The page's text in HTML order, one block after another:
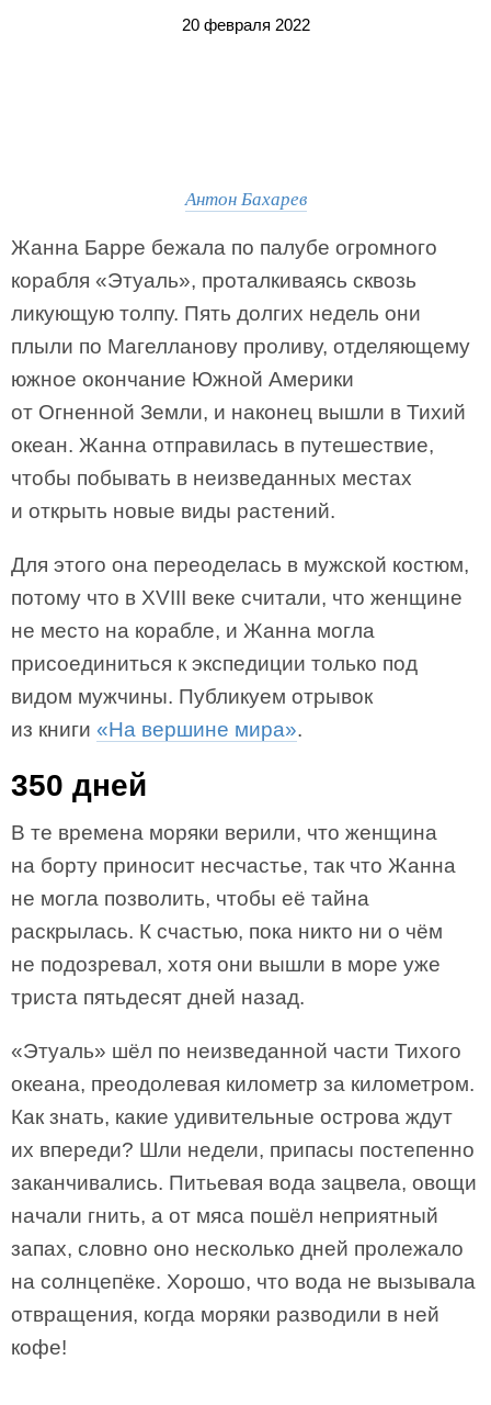
20 февраля 2022
Антон Бахарев
Жанна Барре бежала по палубе огромного
корабля «Этуаль», проталкиваясь сквозь
ликующую толпу. Пять долгих недель они
плыли по Магелланову проливу, отделяющему
южное окончание Южной Америки
от Огненной Земли, и наконец вышли в Тихий
океан. Жанна отправилась в путешествие,
чтобы побывать в неизведанных местах
и открыть новые виды растений.
Для этого она переоделась в мужской костюм,
потому что в XVIII веке считали, что женщине
не место на корабле, и Жанна могла
присоединиться к экспедиции только под
видом мужчины. Публикуем отрывок
из книги «На вершине мира».
350 дней
В те времена моряки верили, что женщина
на борту приносит несчастье, так что Жанна
не могла позволить, чтобы её тайна
раскрылась. К счастью, пока никто ни о чём
не подозревал, хотя они вышли в море уже
триста пятьдесят дней назад.
«Этуаль» шёл по неизведанной части Тихого
океана, преодолевая километр за километром.
Как знать, какие удивительные острова ждут
их впереди? Шли недели, припасы постепенно
заканчивались. Питьевая вода зацвела, овощи
начали гнить, а от мяса пошёл неприятный
запах, словно оно несколько дней пролежало
на солнцепёке. Хорошо, что вода не вызывала
отвращения, когда моряки разводили в ней
кофе!